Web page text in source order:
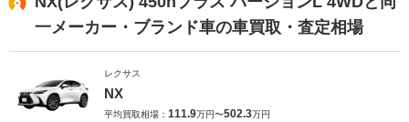
一メーカー・ブランド車の車買取・査定相場
レクサス
NX
平均買取相場： 111.9万円〜502.3万円